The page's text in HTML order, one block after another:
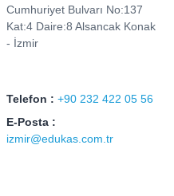
Cumhuriyet Bulvarı No:137
Kat:4 Daire:8 Alsancak Konak
- İzmir
Telefon : +90 232 422 05 56
E-Posta :
izmir@edukas.com.tr